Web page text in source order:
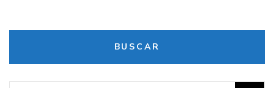
BUSCAR